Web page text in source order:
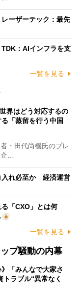
レーザーテック：最先
TDK：AIインフラを支
一覧を見る
界はどう対応するの
「蒸留を行う中国
・田代尚機氏のプレ
…
入れ必至か 経済運営
「CXO」とは何
一覧を見る
プ騒動の内幕
》「みんなで大家さ
ラブル“異常なく